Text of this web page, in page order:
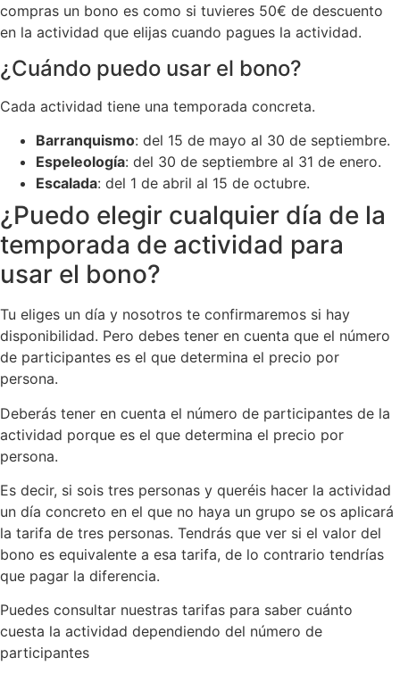
compras un bono es como si tuvieres 50€ de descuento
en la actividad que elijas cuando pagues la actividad.
¿Cuándo puedo usar el bono?
Cada actividad tiene una temporada concreta.
Barranquismo: del 15 de mayo al 30 de septiembre.
Espeleología: del 30 de septiembre al 31 de enero.
Escalada: del 1 de abril al 15 de octubre.
¿Puedo elegir cualquier día de la
temporada de actividad para
usar el bono?
Tu eliges un día y nosotros te confirmaremos si hay
disponibilidad. Pero debes tener en cuenta que el número
de participantes es el que determina el precio por
persona.
Deberás tener en cuenta el número de participantes de la
actividad porque es el que determina el precio por
persona.
Es decir, si sois tres personas y queréis hacer la actividad
un día concreto en el que no haya un grupo se os aplicará
la tarifa de tres personas. Tendrás que ver si el valor del
bono es equivalente a esa tarifa, de lo contrario tendrías
que pagar la diferencia.
Puedes consultar nuestras tarifas para saber cuánto
cuesta la actividad dependiendo del número de
participantes